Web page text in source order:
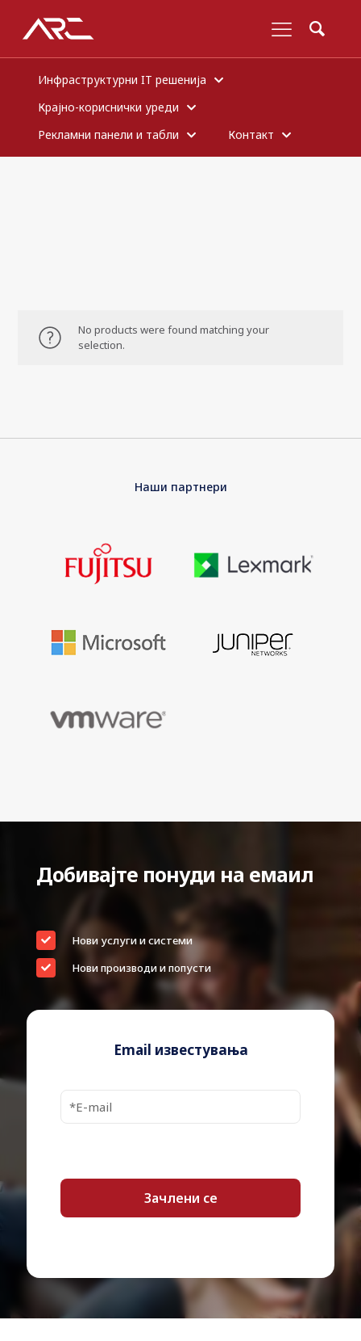
Инфраструктурни IT решенија
Крајно-кориснички уреди
Рекламни панели и табли
Контакт
No products were found matching your
selection.
Наши партнери
Добивајте понуди на емаил
Нови услуги и системи
Нови производи и попусти
Email известувања